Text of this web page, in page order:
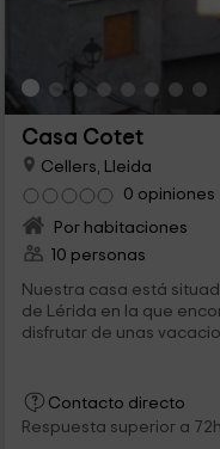
Casa Cotet
Cellers, Lleida
0 opiniones
Por habitaciones
10 personas
Nuestra casa está
de Lérida en la que
disfrutar de unas
Contacto directo
Respuesta superior a 72h